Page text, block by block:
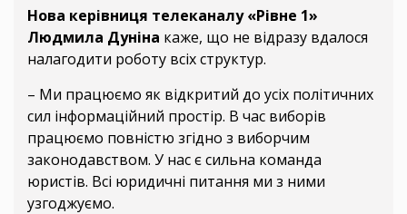
Нова керівниця телеканалу «Рівне 1»
Людмила Дуніна каже, що не відразу вдалося
налагодити роботу всіх структур.
– Ми працюємо як відкритий до усіх політичних
сил інформаційний простір. В час виборів
працюємо повністю згідно з виборчим
законодавством. У нас є сильна команда
юристів. Всі юридичні питання ми з ними
узгоджуємо.